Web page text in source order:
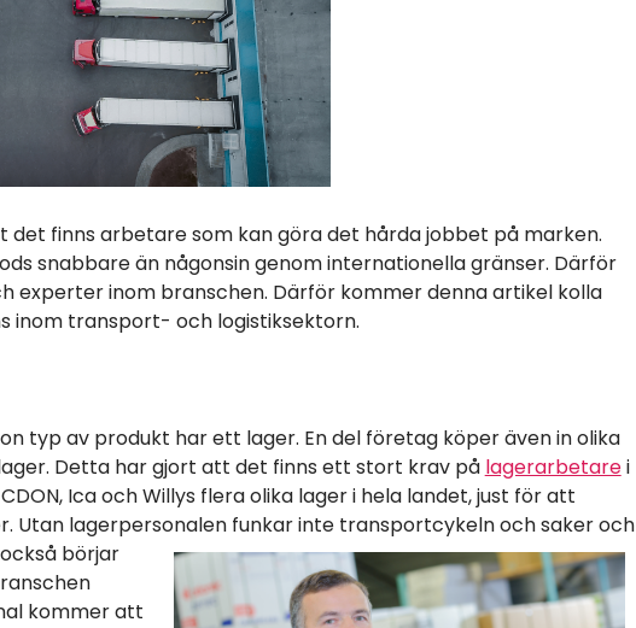
finns arbetare som kan göra det hårda jobbet på marken.
snabbare än någonsin genom internationella gränser. Därför
experter inom branschen. Därför kommer denna artikel kolla
inom transport- och logistiksektorn.
typ av produkt har ett lager. En del företag köper även in olika
Detta har gjort att det finns ett stort krav på lagerarbetarei
Ica och Willys flera olika lager i hela landet, just för att
Utan lagerpersonalen funkar inte transportcykeln och saker och
börjar
kommer att